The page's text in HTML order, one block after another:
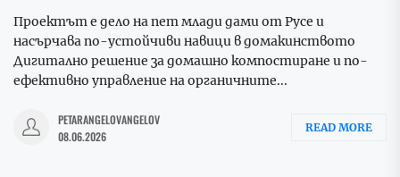
Проектът е дело на пет млади дами от Русе и
насърчава по-устойчиви навици в домакинството
Дигитално решение за домашно компостиране и по-
ефективно управление на органичните...
PETARANGELOVANGELOV
08.06.2026
READ MORE